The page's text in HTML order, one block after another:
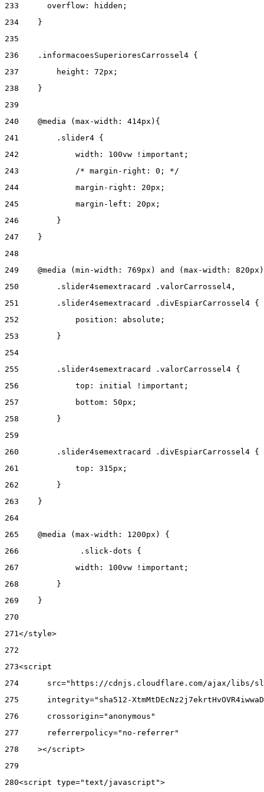
233
      overflow: hidden;
234
    }
235
236
    .informacoesSuperioresCarrossel4 {
237
        height: 72px;
238
    }
239
240
    @media (max-width: 414px){
241
        .slider4 {
242
            width: 100vw !important;
243
            /* margin-right: 0; */
244
            margin-right: 20px;
245
            margin-left: 20px;
246
        }
247
    }
248
249
@media (min-width: 769px) and (max-width:
250
        .slider4semextracard .valorCarrossel4,
251
        .slider4semextracard .divEspiarCarrossel4 {
252
            position: absolute;
253
        }
254
255
        .slider4semextracard .valorCarrossel4 {
256
            top: initial !important;
257
            bottom: 50px;
258
        }
259
260
        .slider4semextracard .divEspiarCarrossel4 {
261
            top: 315px;
262
        }
263
    }
264
265
    @media (max-width: 1200px) {
266
      	.slick-dots {
267
            width: 100vw !important;
268
        }
269
    }
270
271 </style>
272
273<script
274
src="https://cdnjs.cloudflare.com/ajax/libs/
275
integrity="sha512-
276
      crossorigin="anonymous"
277
      referrerpolicy="no-referrer"
278
    ></script>
279
280<script type="text/javascript">